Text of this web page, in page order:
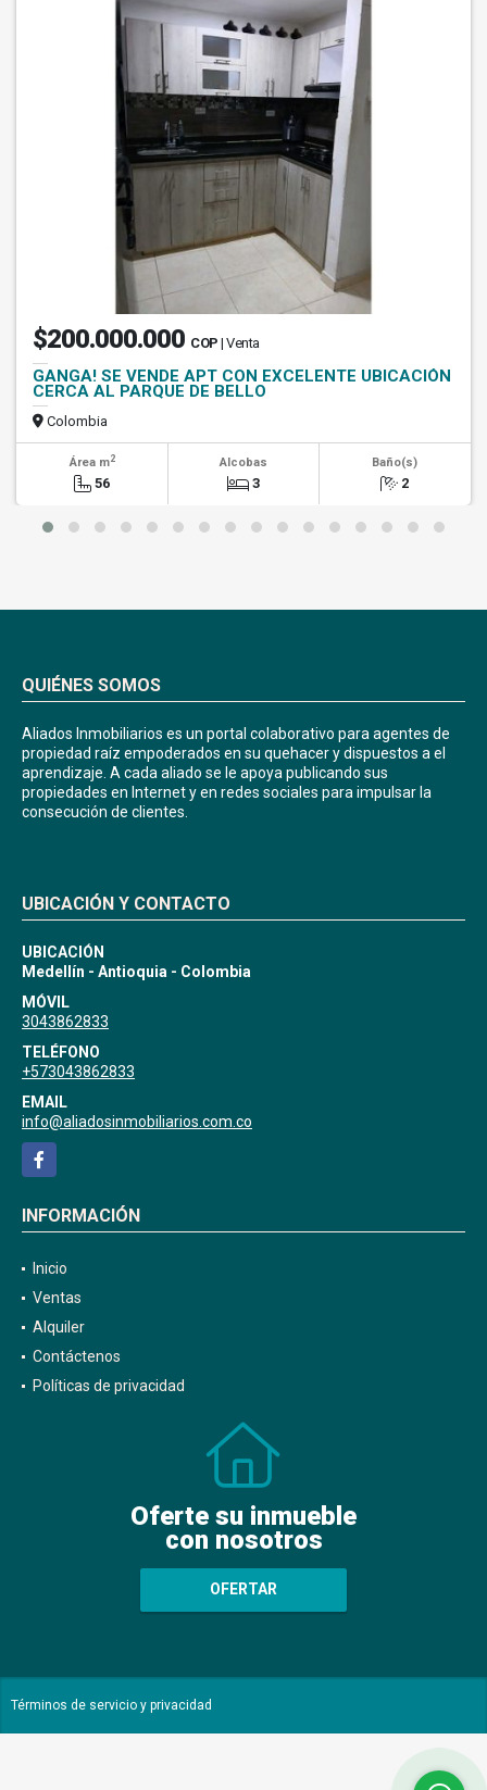
$200.000.000 COP | Venta
GANGA! SE VENDE APT CON EXCELENTE UBICACIÓN
CERCA AL PARQUE DE BELLO
Colombia
Área m2
56
Alcobas
3
Baño(s)
2
QUIÉNES SOMOS
Aliados Inmobiliarios es un portal colaborativo para agentes de
propiedad raíz empoderados en su quehacer y dispuestos a el
aprendizaje. A cada aliado se le apoya publicando sus
propiedades en Internet y en redes sociales para impulsar la
consecución de clientes.
UBICACIÓN Y CONTACTO
UBICACIÓN
Medellín - Antioquia - Colombia
MÓVIL
3043862833
TELÉFONO
+573043862833
EMAIL
info@aliadosinmobiliarios.com.co
Facebook
INFORMACIÓN
Inicio
Ventas
Alquiler
Contáctenos
Políticas de privacidad
Oferte su inmueble
con nosotros
OFERTAR
Términos de servicio y privacidad